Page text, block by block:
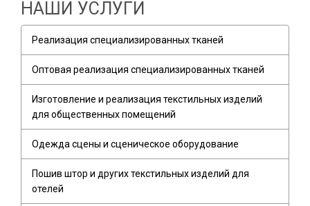
НАШИ УСЛУГИ
Реализация специализированных тканей
Оптовая реализация специализированных тканей
Изготовление и реализация текстильных изделий
для общественных помещений
Одежда сцены и сценическое оборудование
Пошив штор и других текстильных изделий для
отелей